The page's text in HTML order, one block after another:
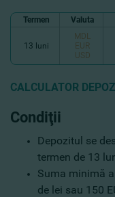
Termen Valuta
13 luni
MDL
EUR
USD
CALCULATOR
Condiţii
Depozitul se
termen de 13
Suma minimă
de lei sau 150